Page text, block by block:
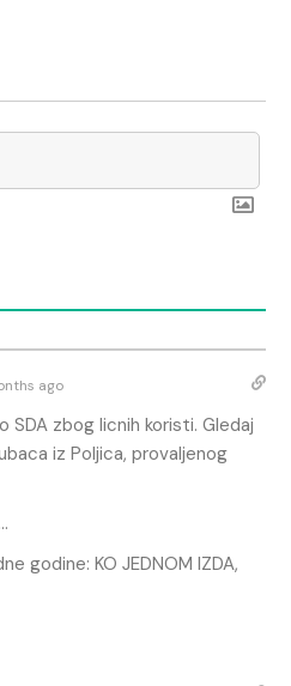
ago
SDA zbog licnih koristi. Gledaj
iz Poljica, provaljenog
godine: KO JEDNOM IZDA,